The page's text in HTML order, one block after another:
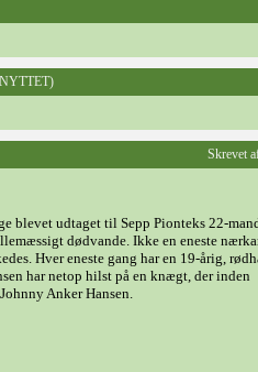
Skrevet
blevet udtaget til Sepp Pionteks 22-
dødvande. Ikke en eneste
Hver eneste gang har en 19-årig,
har netop hilst på en knægt, der inden
Anker Hansen.